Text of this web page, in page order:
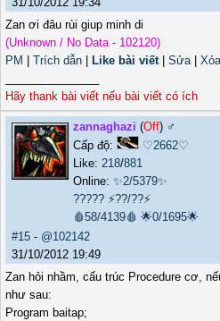
Zan ơi đâu rùi giup minh di
(Unknown / No Data - 102120)
PM
Trích dẫn Like bài viết| Sửa| Xóa
Hãy thank bài viết nếu bài viết có ích
zannaghazi (Off) ♂️
Cấp độ:
♡2662♡
Like: 218/881
Online: ✨2/5379✨
????? ⚡??/??⚡
🩸58/4139🩸 🌟0/1695🌟
#15 - @102142
31/10/2012 19:49
Zan hỏi nhầm, cấu trúc Procedure cơ,
như sau:
Program baitap;